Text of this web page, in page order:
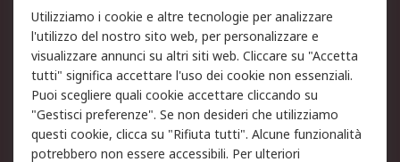
Informativa Cookie
Informativa Privacy -
Aggiornata
Email Security
Termini d'uso
Condizioni di vendita
Condizioni generali di
servizio
Etica e responsabilità
Utilizziamo i cookie e altre tecnologie per analizzare
l'utilizzo del nostro sito web, per personalizzare e
visualizzare annunci su altri siti web. Cliccare su "Accetta
tutti" significa accettare l'uso dei cookie non essenziali.
Puoi scegliere quali cookie accettare cliccando su
"Gestisci preferenze". Se non desideri che utilizziamo
questi cookie, clicca su "Rifiuta tutti". Alcune funzionalità
potrebbero non essere accessibili. Per ulteriori